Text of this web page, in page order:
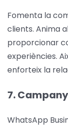
Fomenta la
clients. Anima
proporcionar
experiències.
enforteix la
7.
WhatsApp